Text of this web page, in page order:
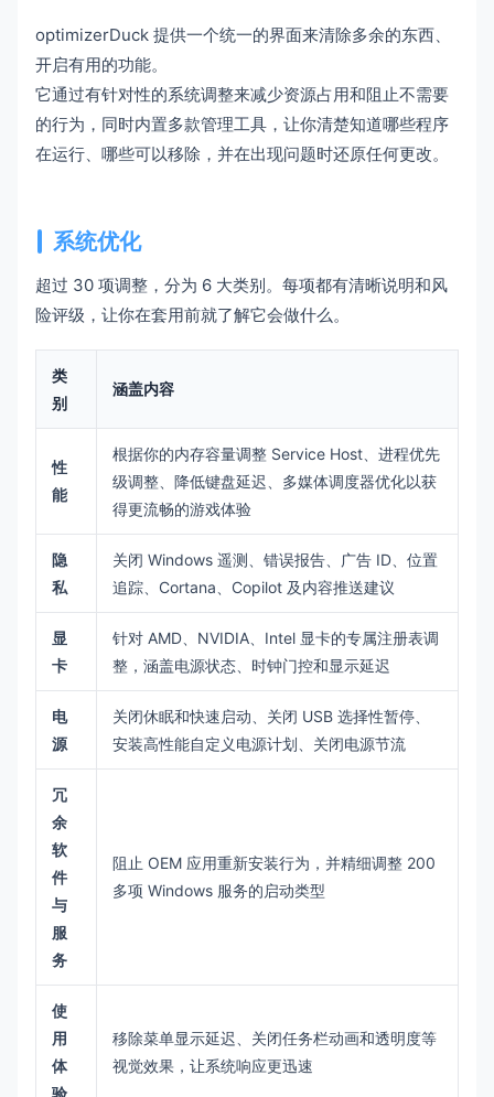
optimizerDuck 提供一个统一的界面来清除多余的东西、
开启有用的功能。
它通过有针对性的系统调整来减少资源占用和阻止不需要
的行为，同时内置多款管理工具，让你清楚知道哪些程序
在运行、哪些可以移除，并在出现问题时还原任何更改。
系统优化
超过 30 项调整，分为 6 大类别。每项都有清晰说明和风
险评级，让你在套用前就了解它会做什么。
类
别
涵盖内容
性
能
根据你的内存容量调整 Service Host、进程优先
级调整、降低键盘延迟、多媒体调度器优化以获
得更流畅的游戏体验
隐
私
关闭 Windows 遥测、错误报告、广告 ID、位置
追踪、Cortana、Copilot 及内容推送建议
显
卡
针对 AMD、NVIDIA、Intel 显卡的专属注册表调
整，涵盖电源状态、时钟门控和显示延迟
电
源
关闭休眠和快速启动、关闭 USB 选择性暂停、
安装高性能自定义电源计划、关闭电源节流
冗
余
软
件
与
服
务
阻止 OEM 应用重新安装行为，并精细调整 200
多项 Windows 服务的启动类型
使
用
体
验
移除菜单显示延迟、关闭任务栏动画和透明度等
视觉效果，让系统响应更迅速